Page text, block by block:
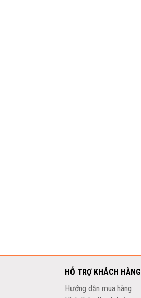
HỖ TRỢ KHÁCH HÀNG
Hướng dẫn mua hàng